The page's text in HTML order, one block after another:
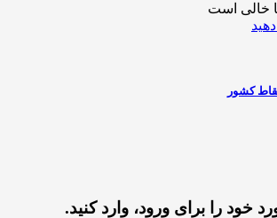
خالی است
کشور
خود را برای ورود، وارد کنید.